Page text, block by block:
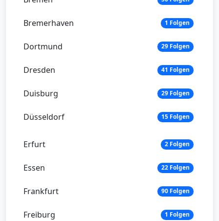
Bremerhaven 1 Folgen
Dortmund 29 Folgen
Dresden 41 Folgen
Duisburg 29 Folgen
Düsseldorf 15 Folgen
Erfurt 2 Folgen
Essen 22 Folgen
Frankfurt 90 Folgen
Freiburg 1 Folgen